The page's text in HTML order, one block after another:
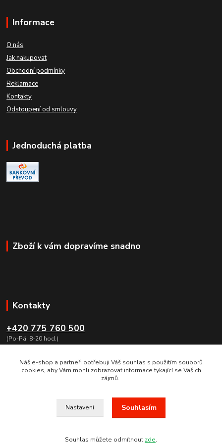
Informace
O nás
Jak nakupovat
Obchodní podmínky
Reklamace
Kontakty
Odstoupení od smlouvy
Jednoduchá platba
Zboží k vám dopravíme snadno
Kontakty
+420 775 760 500
(Po-Pá, 8-20 hod.)
VE DNECH 25 AŽ 28.2.2022 BUDE PROBÍHAT INVENTURA. VAŠE
OBJEDNÁVKY BUDEME VYŘIZOVAT 1.3.2022.MOŽNOST ZASLÁNÍ
Náš e-shop a partneři potřebuji Váš souhlas s použitím souborů
cookies, aby Vám mohli zobrazovat informace tykající se Vašich
zájmů.
Nastavení Souhlasím
Souhlas můžete odmítnout zde.